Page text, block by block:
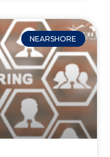
NEARSHORE